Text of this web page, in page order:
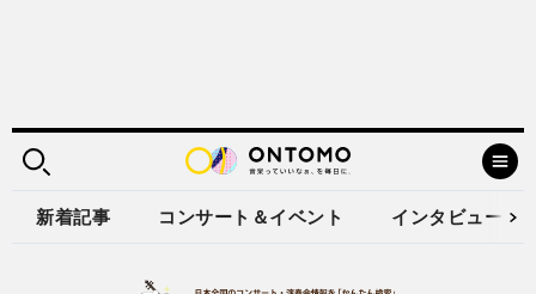
新着記事 コンサート＆イベント インタビュー